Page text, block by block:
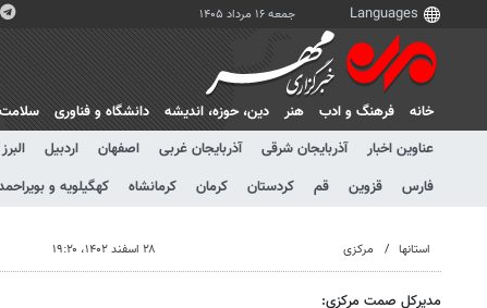
جمعه ۱۶ مرداد ۱۴۰۵
خانه فرهنگ و ادب هنر دين، حوزه، انديشه دانشگاه و فناوری سلامت
عناوین اخبار
آذربایجان شرقی آذربایجان غربی اصفهان اردبیل البرز
فارس
قزوین قم کردستان کرمان کرمانشاه کهگیلویه و
استانها مرکزی ۲۸ اسفند ۱۴۰۲، ۱۹:۲۰
مدیرکل صمت مرکزی: